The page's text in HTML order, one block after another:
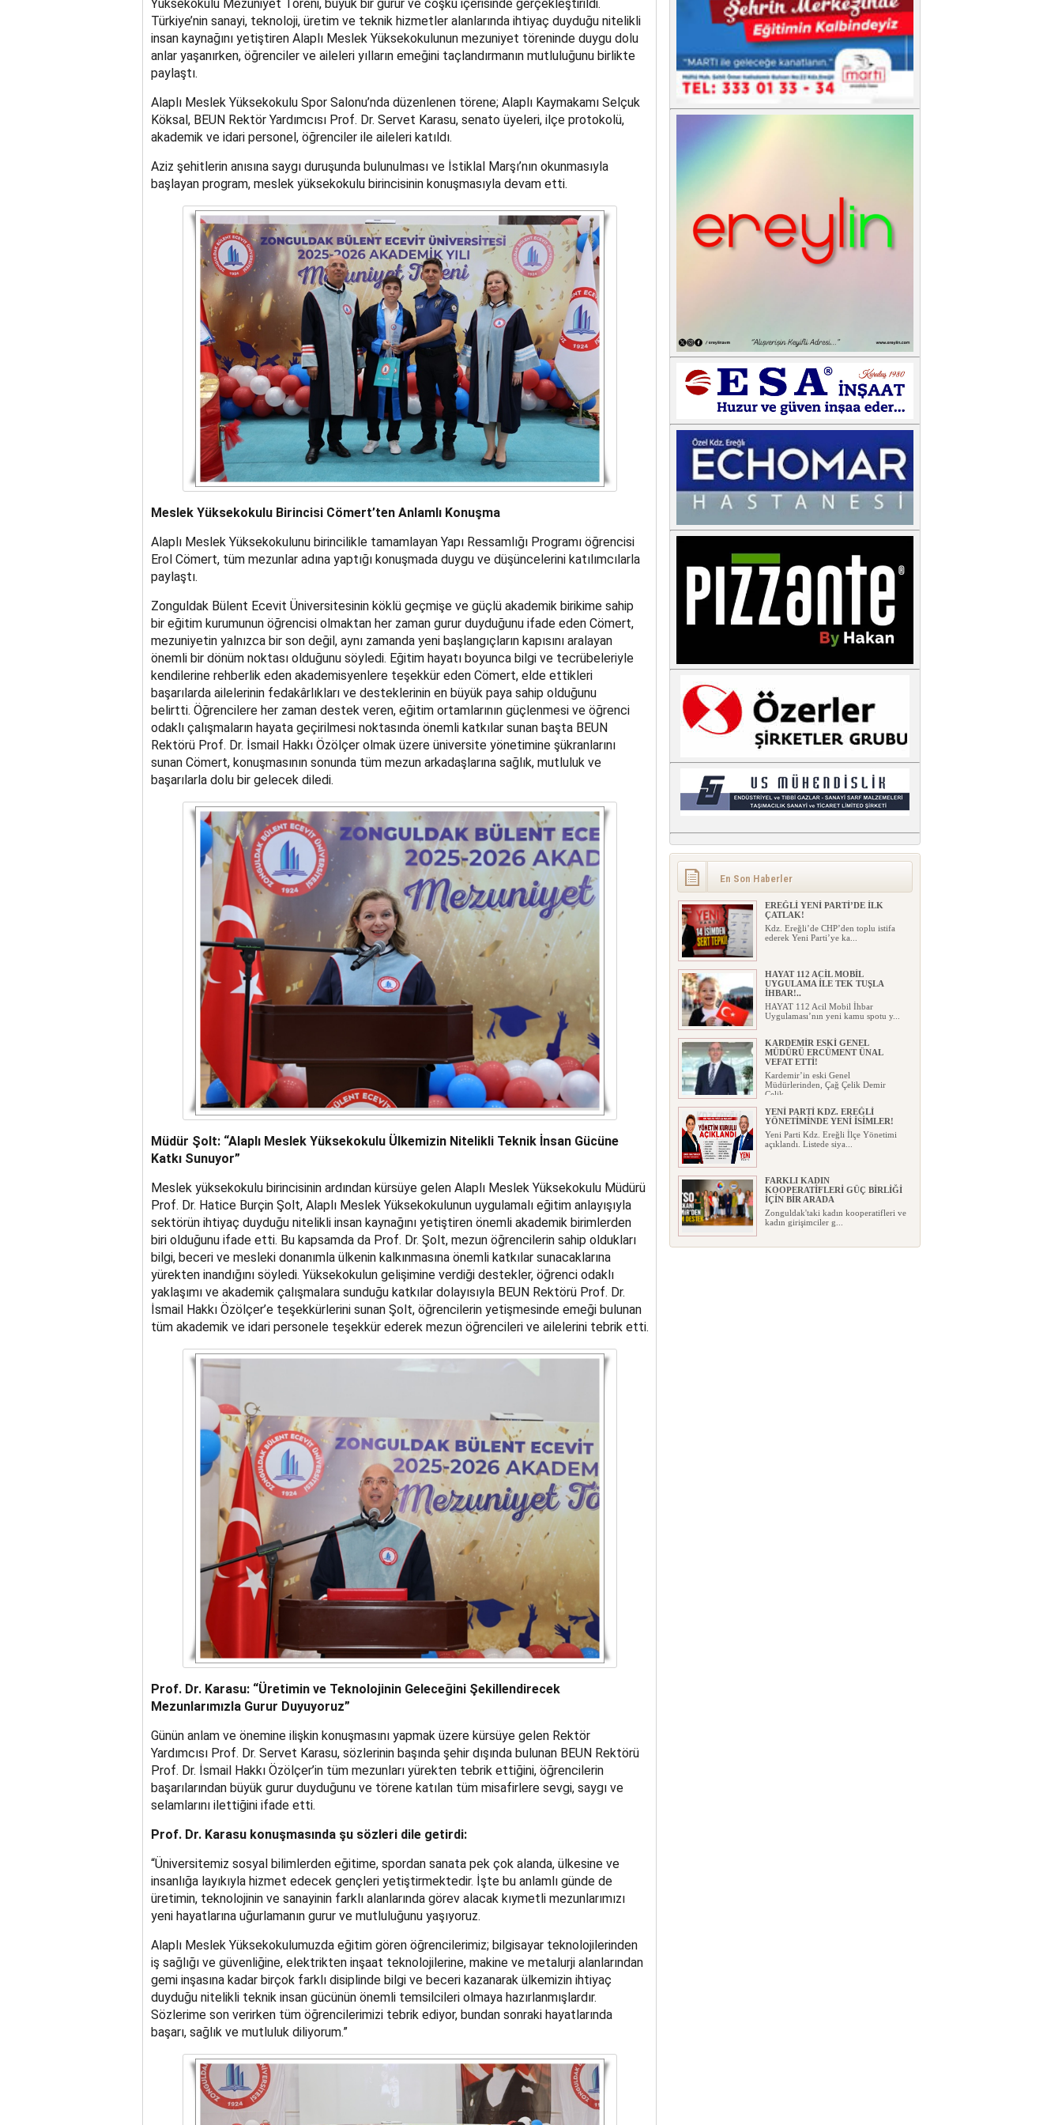
Yüksekokulu Mezuniyet Töreni, büyük bir gurur ve coşku içerisinde gerçekleştirildi.
Türkiye’nin sanayi, teknoloji, üretim ve teknik hizmetler alanlarında ihtiyaç duyduğu nitelikli
insan kaynağını yetiştiren Alaplı Meslek Yüksekokulunun mezuniyet töreninde duygu dolu
anlar yaşanırken, öğrenciler ve aileleri yılların emeğini taçlandırmanın mutluluğunu birlikte
paylaştı.
Alaplı Meslek Yüksekokulu Spor Salonu’nda düzenlenen törene; Alaplı Kaymakamı Selçuk
Köksal, BEUN Rektör Yardımcısı Prof. Dr. Servet Karasu, senato üyeleri, ilçe protokolü,
akademik ve idari personel, öğrenciler ile aileleri katıldı.
Aziz şehitlerin anısına saygı duruşunda bulunulması ve İstiklal Marşı’nın okunmasıyla
başlayan program, meslek yüksekokulu birincisinin konuşmasıyla devam etti.
Meslek Yüksekokulu Birincisi Cömert’ten Anlamlı Konuşma
Alaplı Meslek Yüksekokulunu birincilikle tamamlayan Yapı Ressamlığı Programı öğrencisi
Erol Cömert, tüm mezunlar adına yaptığı konuşmada duygu ve düşüncelerini katılımcılarla
paylaştı.
Zonguldak Bülent Ecevit Üniversitesinin köklü geçmişe ve güçlü akademik birikime sahip
bir eğitim kurumunun öğrencisi olmaktan her zaman gurur duyduğunu ifade eden Cömert,
mezuniyetin yalnızca bir son değil, aynı zamanda yeni başlangıçların kapısını aralayan
önemli bir dönüm noktası olduğunu söyledi. Eğitim hayatı boyunca bilgi ve tecrübeleriyle
kendilerine rehberlik eden akademisyenlere teşekkür eden Cömert, elde ettikleri
başarılarda ailelerinin fedakârlıkları ve desteklerinin en büyük paya sahip olduğunu
belirtti. Öğrencilere her zaman destek veren, eğitim ortamlarının güçlenmesi ve öğrenci
odaklı çalışmaların hayata geçirilmesi noktasında önemli katkılar sunan başta BEUN
Rektörü Prof. Dr. İsmail Hakkı Özölçer olmak üzere üniversite yönetimine şükranlarını
sunan Cömert, konuşmasının sonunda tüm mezun arkadaşlarına sağlık, mutluluk ve
başarılarla dolu bir gelecek diledi.
Müdür Şolt: “Alaplı Meslek Yüksekokulu Ülkemizin Nitelikli Teknik İnsan Gücüne
Katkı Sunuyor”
Meslek yüksekokulu birincisinin ardından kürsüye gelen Alaplı Meslek Yüksekokulu Müdürü
Prof. Dr. Hatice Burçin Şolt, Alaplı Meslek Yüksekokulunun uygulamalı eğitim anlayışıyla
sektörün ihtiyaç duyduğu nitelikli insan kaynağını yetiştiren önemli akademik birimlerden
biri olduğunu ifade etti. Bu kapsamda da Prof. Dr. Şolt, mezun öğrencilerin sahip oldukları
bilgi, beceri ve mesleki donanımla ülkenin kalkınmasına önemli katkılar sunacaklarına
yürekten inandığını söyledi. Yüksekokulun gelişimine verdiği destekler, öğrenci odaklı
yaklaşımı ve akademik çalışmalara sunduğu katkılar dolayısıyla BEUN Rektörü Prof. Dr.
İsmail Hakkı Özölçer’e teşekkürlerini sunan Şolt, öğrencilerin yetişmesinde emeği bulunan
tüm akademik ve idari personele teşekkür ederek mezun öğrencileri ve ailelerini tebrik etti.
Prof. Dr. Karasu: “Üretimin ve Teknolojinin Geleceğini Şekillendirecek
Mezunlarımızla Gurur Duyuyoruz”
Günün anlam ve önemine ilişkin konuşmasını yapmak üzere kürsüye gelen Rektör
Yardımcısı Prof. Dr. Servet Karasu, sözlerinin başında şehir dışında bulunan BEUN Rektörü
Prof. Dr. İsmail Hakkı Özölçer’in tüm mezunları yürekten tebrik ettiğini, öğrencilerin
başarılarından büyük gurur duyduğunu ve törene katılan tüm misafirlere sevgi, saygı ve
selamlarını ilettiğini ifade etti.
Prof. Dr. Karasu konuşmasında şu sözleri dile getirdi:
“Üniversitemiz sosyal bilimlerden eğitime, spordan sanata pek çok alanda, ülkesine ve
insanlığa layıkıyla hizmet edecek gençleri yetiştirmektedir. İşte bu anlamlı günde de
üretimin, teknolojinin ve sanayinin farklı alanlarında görev alacak kıymetli mezunlarımızı
yeni hayatlarına uğurlamanın gurur ve mutluluğunu yaşıyoruz.
Alaplı Meslek Yüksekokulumuzda eğitim gören öğrencilerimiz; bilgisayar teknolojilerinden
iş sağlığı ve güvenliğine, elektrikten inşaat teknolojilerine, makine ve metalurji alanlarından
gemi inşasına kadar birçok farklı disiplinde bilgi ve beceri kazanarak ülkemizin ihtiyaç
duyduğu nitelikli teknik insan gücünün önemli temsilcileri olmaya hazırlanmışlardır.
Sözlerime son verirken tüm öğrencilerimizi tebrik ediyor, bundan sonraki hayatlarında
başarı, sağlık ve mutluluk diliyorum.”
En Son Haberler
EREĞLİ YENİ PARTİ’DE İLK
ÇATLAK!
Kdz. Ereğli’de CHP’den toplu istifa
ederek Yeni Parti’ye ka...
HAYAT 112 ACİL MOBİL
UYGULAMA İLE TEK TUŞLA
İHBAR!..
HAYAT 112 Acil Mobil İhbar
Uygulaması’nın yeni kamu spotu y...
KARDEMİR ESKİ GENEL
MÜDÜRÜ ERCÜMENT ÜNAL
VEFAT ETTİ!
Kardemir’in eski Genel
Müdürlerinden, Çağ Çelik Demir
Çelik...
YENİ PARTİ KDZ. EREĞLİ
YÖNETİMİNDE YENİ İSİMLER!
Yeni Parti Kdz. Ereğli İlçe Yönetimi
açıklandı. Listede siya...
FARKLI KADIN
KOOPERATİFLERİ GÜÇ BİRLİĞİ
İÇİN BİR ARADA
Zonguldak'taki kadın kooperatifleri ve
kadın girişimciler g...
KANDİLLİ EKOTURİZM ALANI